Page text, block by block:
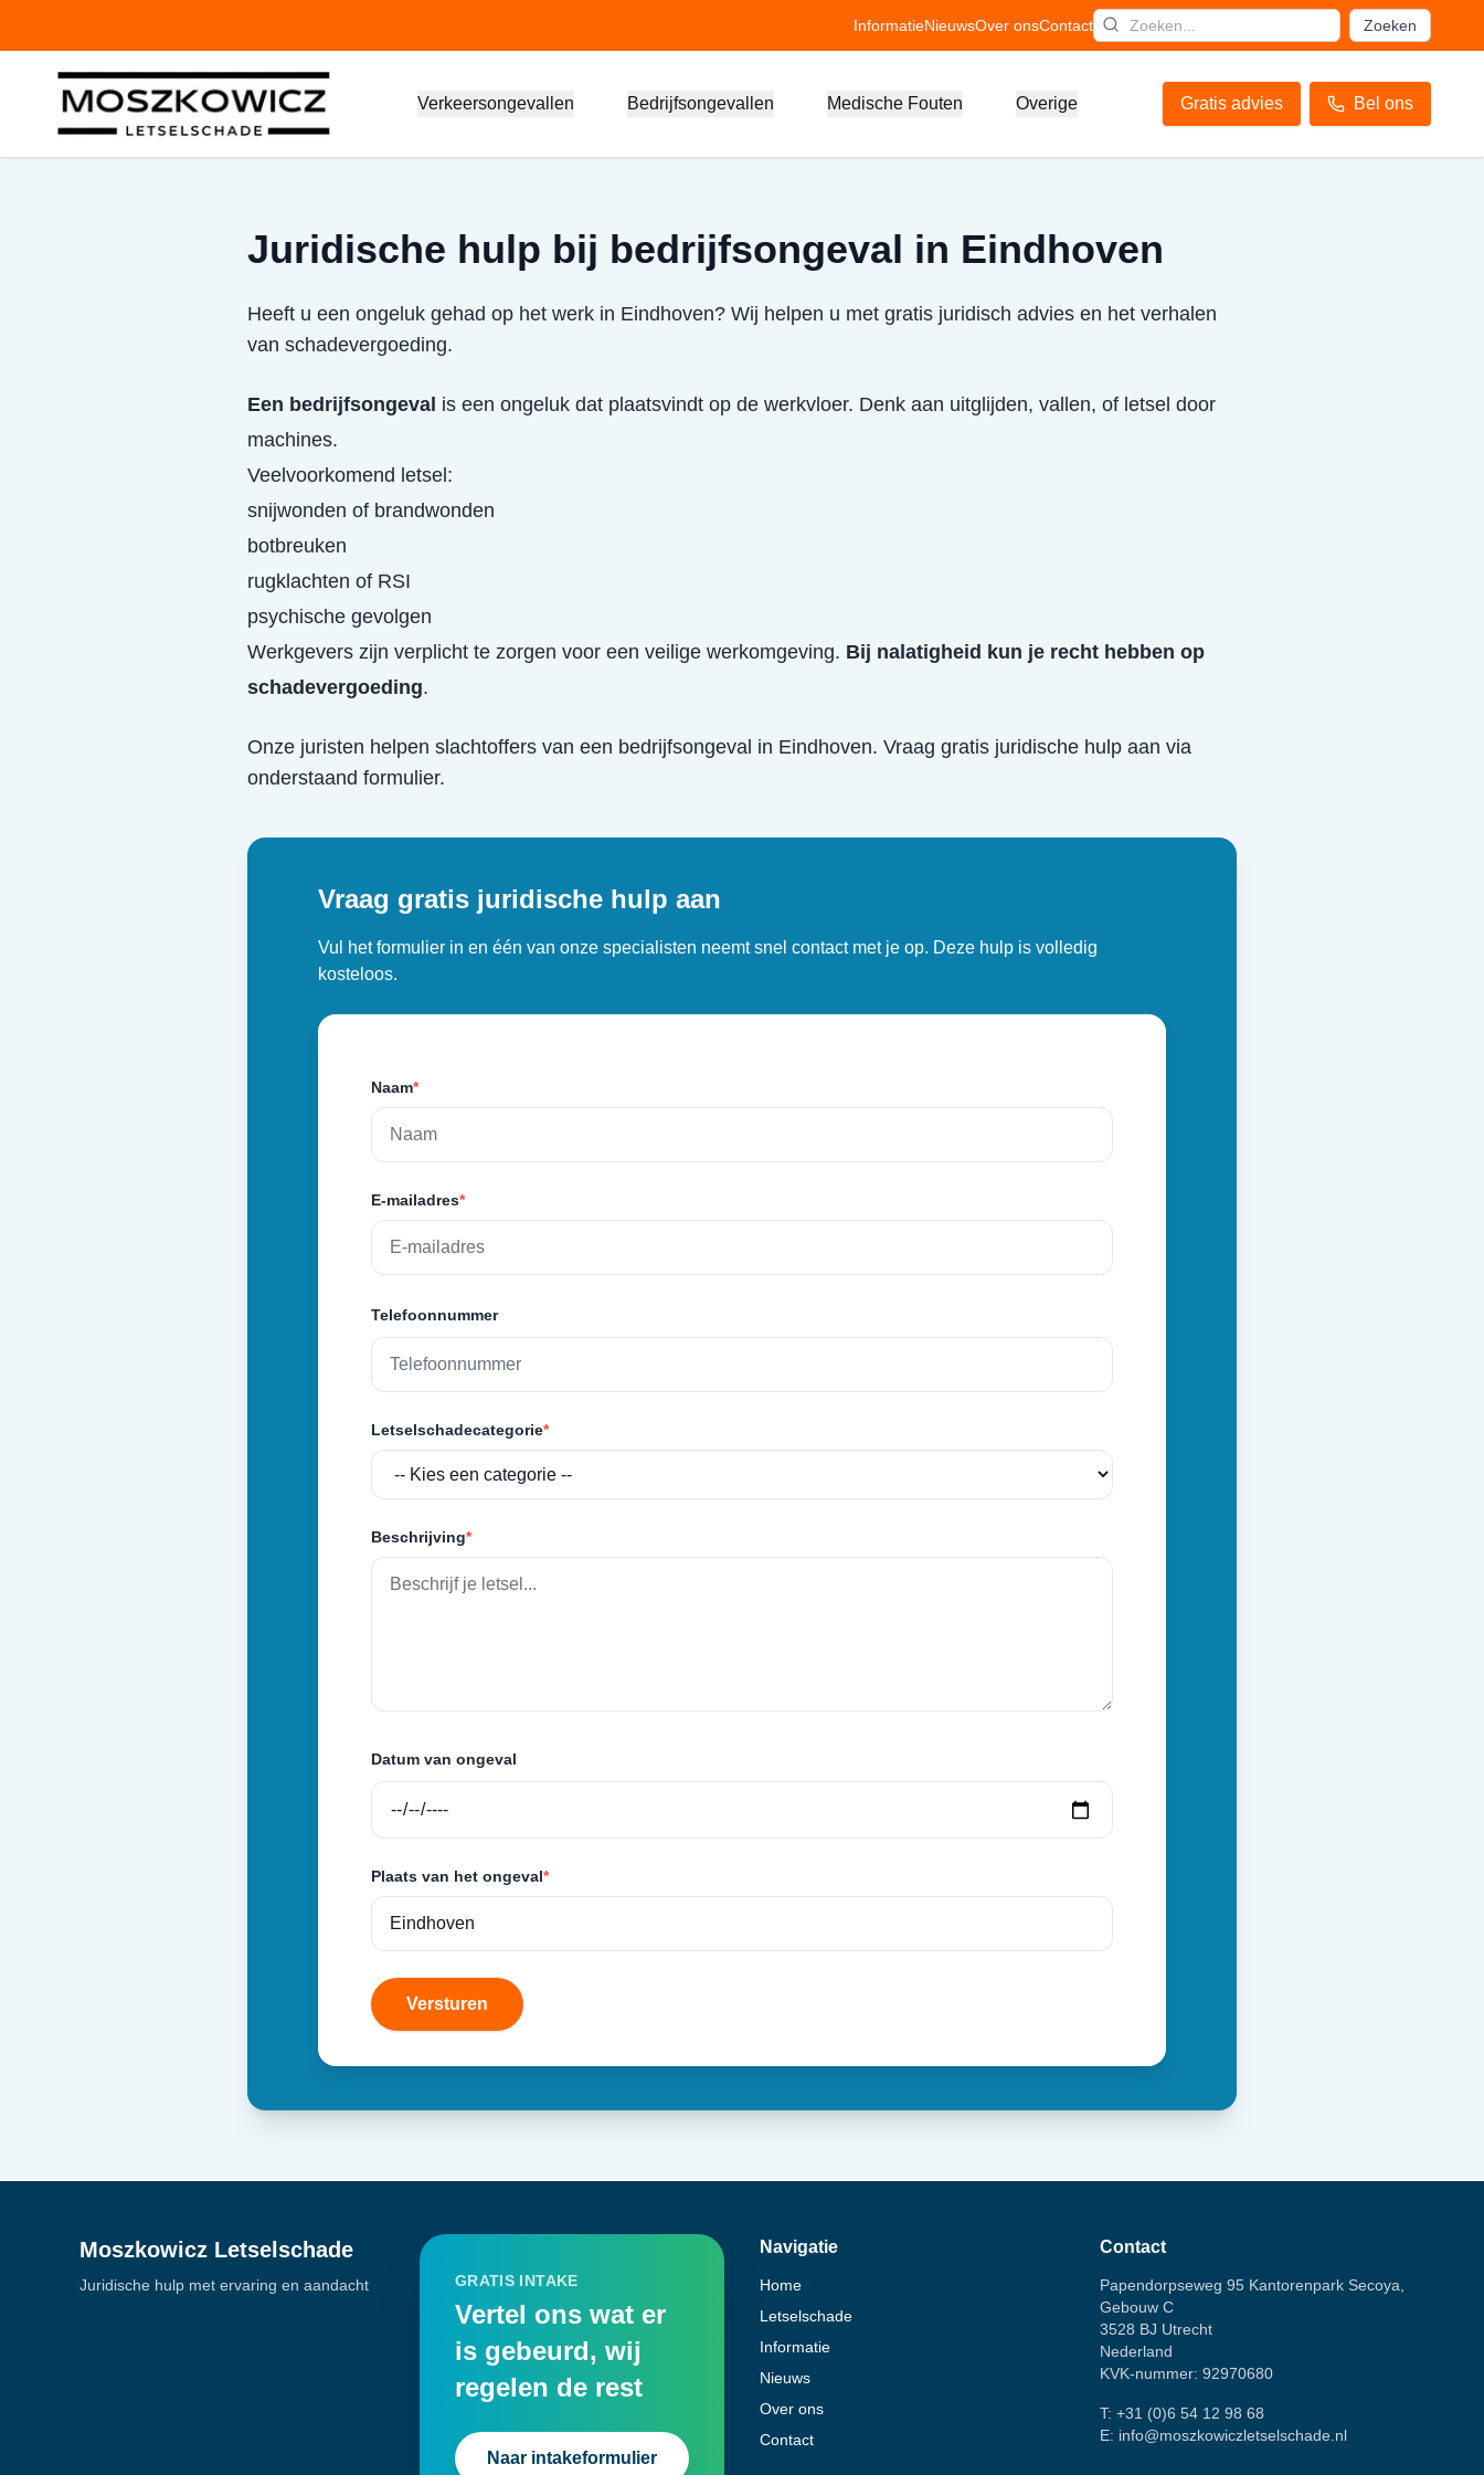
InformatieNieuwsOver onsContact Zoeken
Verkeersongevallen Bedrijfsongevallen Medische Fouten Overige Gratis advies Bel ons
Juridische hulp bij bedrijfsongeval in Eindhoven
Heeft u een ongeluk gehad op het werk in Eindhoven? Wij helpen u met gratis juridisch advies en het verhalen
van schadevergoeding.
Een bedrijfsongeval is een ongeluk dat plaatsvindt op de werkvloer. Denk aan uitglijden, vallen, of letsel door
machines.
Veelvoorkomend letsel:
snijwonden of brandwonden
botbreuken
rugklachten of RSI
psychische gevolgen
Werkgevers zijn verplicht te zorgen voor een veilige werkomgeving. Bij nalatigheid kun je recht hebben op
schadevergoeding.
Onze juristen helpen slachtoffers van een bedrijfsongeval in Eindhoven. Vraag gratis juridische hulp aan via
onderstaand formulier.
Vraag gratis juridische hulp aan
Vul het formulier in en één van onze specialisten neemt snel contact met je op. Deze hulp is volledig
kosteloos.
Naam*
E-mailadres*
Telefoonnummer
Letselschadecategorie*
Beschrijving*
Datum van ongeval
Plaats van het ongeval*
Versturen
Moszkowicz Letselschade
Juridische hulp met ervaring en aandacht GRATIS INTAKE
Vertel ons wat er
is gebeurd, wij
regelen de rest
Naar intakeformulier
Navigatie
Home
Letselschade
Informatie
Nieuws
Over ons
Contact
Contact
Papendorpseweg 95 Kantorenpark Secoya,
Gebouw C
3528 BJ Utrecht
Nederland
KVK-nummer: 92970680
T: +31 (0)6 54 12 98 68
E: info@moszkowiczletselschade.nl